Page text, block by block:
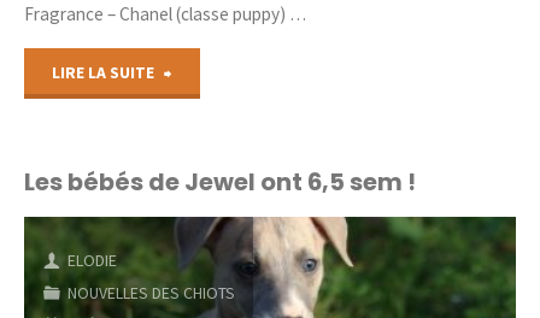
Fragrance – Chanel (classe puppy) …
LIRE LA SUITE
de
Bourges
2020"
Les bébés de Jewel ont 6,5 sem !
ELODIE
NOUVELLES DES CHIOTS